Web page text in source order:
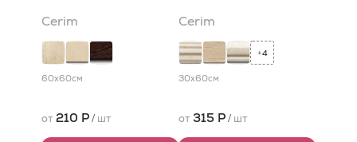
Cerim
60x60см
от 210 Р/ шт
Cerim
+4
30x60см
от 315 Р/ шт